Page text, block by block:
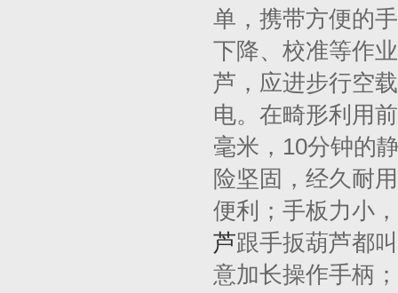
单，携带方便的
下降、校准等作
芦，应进步行空
电。在畸形利用
毫米，10分钟的
险坚固，经久耐
便利；手板力小
芦跟手扳葫芦都
意加长操作手柄